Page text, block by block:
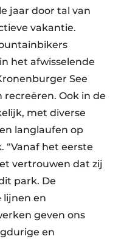
jaar door tal van
vakantie.
het afwisselende
See
Ook in de
met diverse
langlaufen op
“Vanaf het eerste
vertrouwen dat zij
park. De
lijnen en
geven ons
en